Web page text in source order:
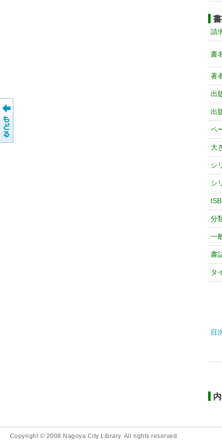
請
書
著
出
出
ペ
大
シ
シ
分
一
書
タ
目
Copyright © 2008 Nagoya City Library. All rights reserved.